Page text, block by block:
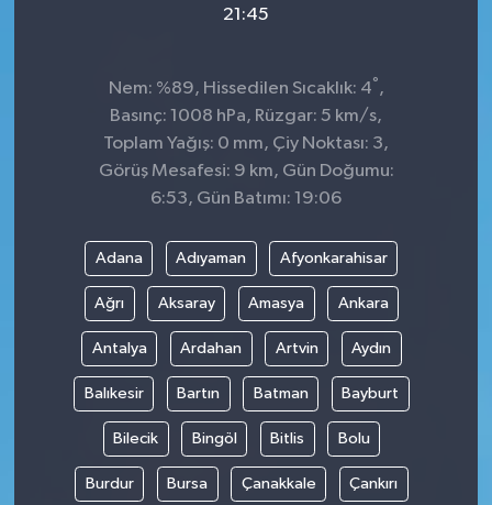
21:45
Nem: %89, Hissedilen Sıcaklık: 4° ,
Basınç: 1008 hPa, Rüzgar: 5 km/s,
Toplam Yağış: 0 mm, Çiy Noktası: 3,
Görüş Mesafesi: 9 km, Gün Doğumu:
6:53, Gün Batımı: 19:06
Adana Adıyaman Afyonkarahisar
Ağrı Aksaray Amasya Ankara
Antalya Ardahan Artvin Aydın
Balıkesir Bartın Batman Bayburt
Bilecik Bingöl Bitlis Bolu
Burdur Bursa Çanakkale Çankırı